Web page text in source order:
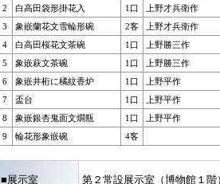
2
白高田袋形掛花入 1口 上野才兵衛作
3
象嵌蘭花文雪輪形碗 2客 上野才兵衛作
4
白高田桜花文茶碗 1口 上野勝三作
5
象嵌萩文茶碗 1口 上野勝三作
6
象嵌井桁に橘紋香炉 1口 上野平作
7
盃台 1口 上野平作
8
象嵌銀杏鬼面文燗瓶 1口 上野平作
9
輪花形象嵌碗 4客
■展示室 第２常設展示室（博物館１階